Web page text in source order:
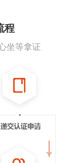
程
坐等拿证